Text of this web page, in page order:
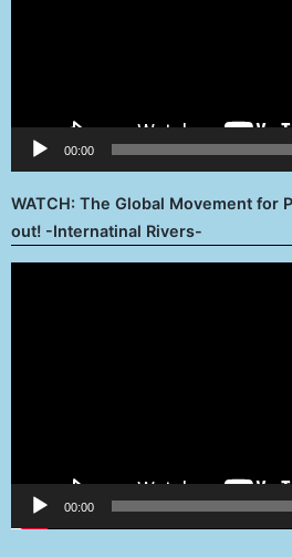
00:00
WATCH: The Global Movement for
out! -Internatinal Rivers-
00:00